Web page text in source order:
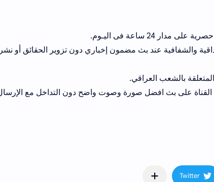
والشفافية عند بث مضمون إخباري دون تزوير الحقائق أو نشر
بالشعب العراقي.
القناة على بث افضل صورة وصوت واضح دون التداخل مع